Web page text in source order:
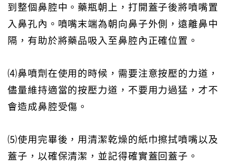
到整個鼻腔中。藥瓶朝上，打開蓋子後將噴嘴置
入鼻孔內。噴嘴末端為朝向鼻子外側，遠離鼻中
隔，有助於將藥品吸入至鼻腔內正確位置。
⑷鼻噴劑在使用的時候，需要注意按壓的力道，
儘量維持適當的按壓力道，不要用力過猛，才不
會造成鼻腔受傷。
⑸使用完畢後，用清潔乾燥的紙巾擦拭噴嘴以及
蓋子，以確保清潔，並記得確實蓋回蓋子。